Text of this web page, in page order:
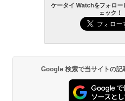
ケータイ Watchをフォロー
ェック！
Google 検索で当サイトの記